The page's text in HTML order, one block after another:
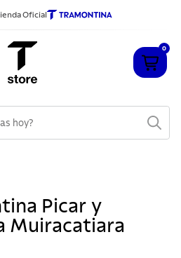
Oficial
0
Picar y
Muiracatiara